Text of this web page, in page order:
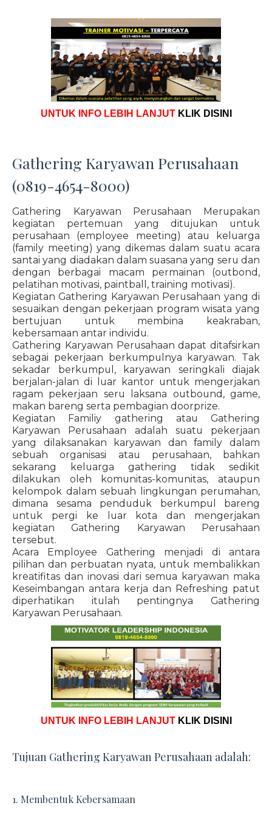
UNTUK INFO LEBIH LANJUT KLIK DISINI
Gathering Karyawan Perusahaan
(0819-4654-8000)
Gathering Karyawan Perusahaan Merupakan
kegiatan pertemuan yang ditujukan untuk
perusahaan (employee meeting) atau keluarga
(family meeting) yang dikemas dalam suatu acara
santai yang diadakan dalam suasana yang seru dan
dengan berbagai macam permainan (outbond,
pelatihan motivasi, paintball, training motivasi).
Kegiatan Gathering Karyawan Perusahaan yang di
sesuaikan dengan pekerjaan program wisata yang
bertujuan untuk membina keakraban,
kebersamaan antar individu.
Gathering Karyawan Perusahaan dapat ditafsirkan
sebagai pekerjaan berkumpulnya karyawan. Tak
sekadar berkumpul, karyawan seringkali diajak
berjalan-jalan di luar kantor untuk mengerjakan
ragam pekerjaan seru laksana outbound, game,
makan bareng serta pembagian doorprize.
Kegiatan Familiy gathering atau Gathering
Karyawan Perusahaan adalah suatu pekerjaan
yang dilaksanakan karyawan dan family dalam
sebuah organisasi atau perusahaan, bahkan
sekarang keluarga gathering tidak sedikit
dilakukan oleh komunitas-komunitas, ataupun
kelompok dalam sebuah lingkungan perumahan,
dimana sesama penduduk berkumpul bareng
untuk pergi ke luar kota dan mengerjakan
kegiatan Gathering Karyawan Perusahaan
tersebut.
Acara Employee Gathering menjadi di antara
pilihan dan perbuatan nyata, untuk membalikkan
kreatifitas dan inovasi dari semua karyawan maka
Keseimbangan antara kerja dan Refreshing patut
diperhatikan itulah pentingnya Gathering
Karyawan Perusahaan.
UNTUK INFO LEBIH LANJUT KLIK DISINI
Tujuan Gathering Karyawan Perusahaan adalah:
1. Membentuk Kebersamaan